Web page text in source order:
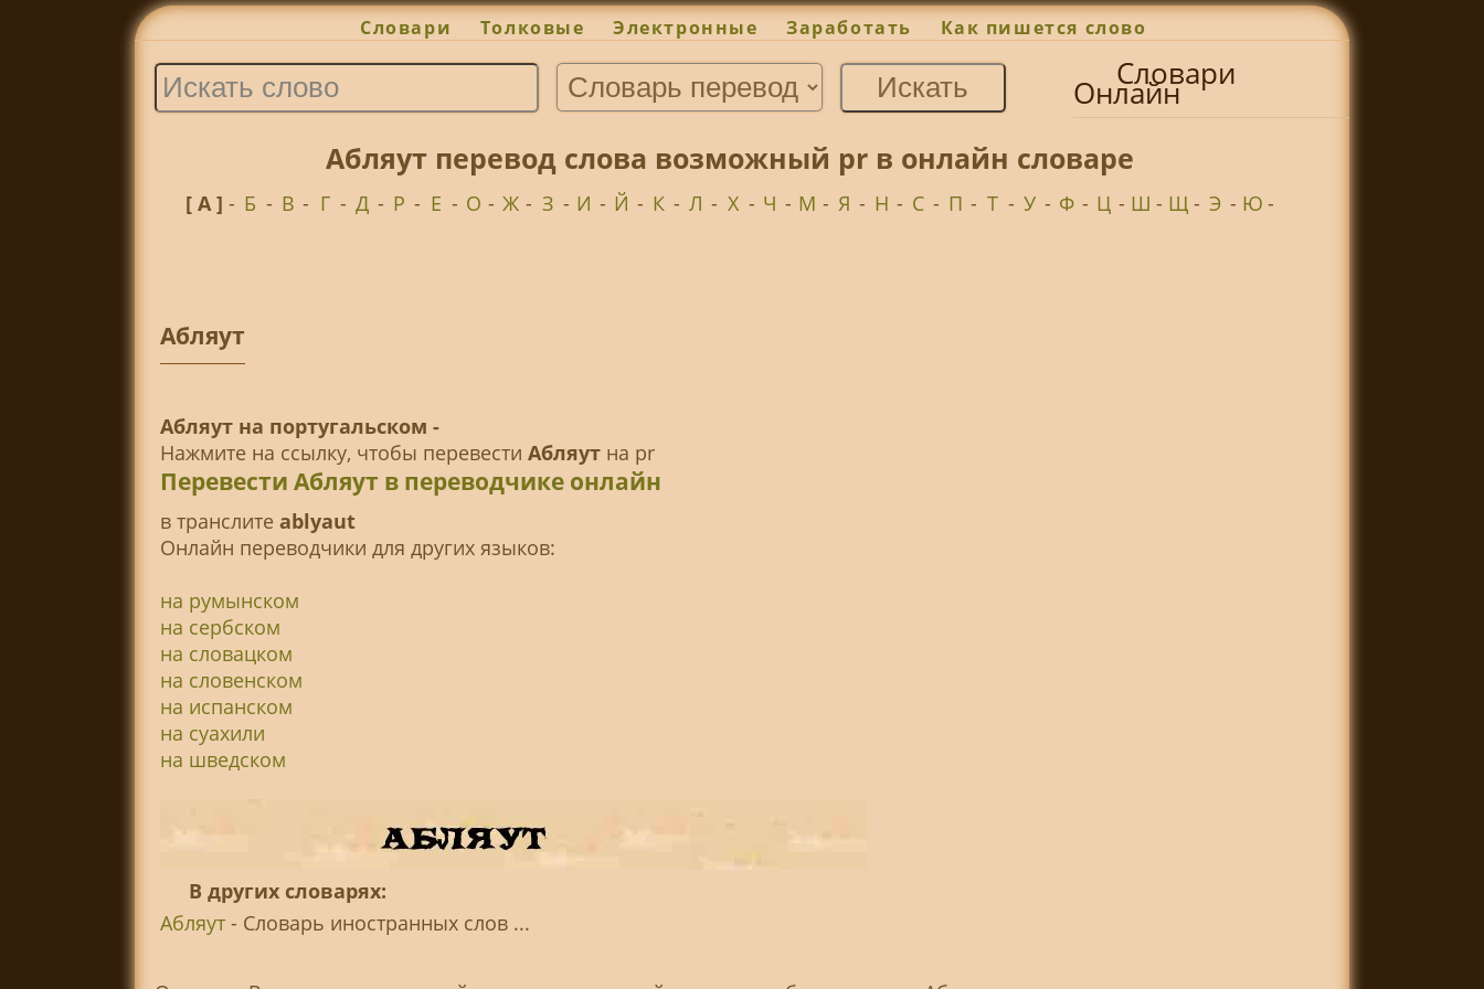
Словари Толковые Электронные Заработать Как пишется слово
Словари
Онлайн
Абляут перевод слова возможный pr в онлайн словаре
[ А ]- Б - В - Г - Д - Р - Е - О - Ж - З - И - Й - К - Л - Х - Ч - М - Я - Н - С - П - Т - У - Ф - Ц - Ш - Щ- Э - Ю-
Абляут
Абляут на португальском -
Нажмите на ссылку, чтобы перевести Абляутна pr
Перевести Абляут в переводчике онлайн
в транслитe ablyaut
Онлайн переводчики для других языков:
на румынском
на сербском
на словацком
на словенском
на испанском
на суахили
на шведском
В других словарях:
Абляут- Словарь иностранных слов ...